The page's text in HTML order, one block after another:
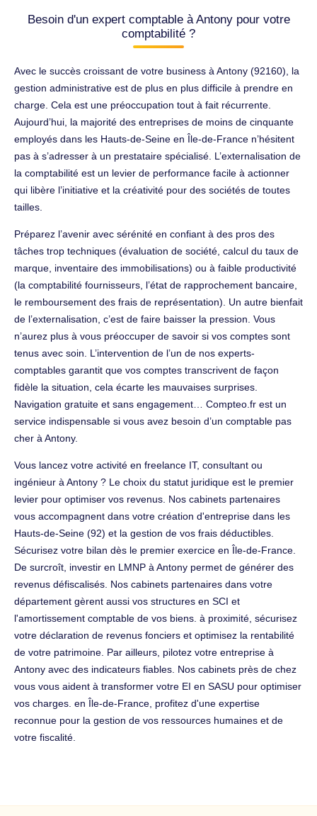
Besoin d'un expert comptable à Antony pour votre
comptabilité ?
Avec le succès croissant de votre business à Antony (92160), la
gestion administrative est de plus en plus difficile à prendre en
charge. Cela est une préoccupation tout à fait récurrente.
Aujourd’hui, la majorité des entreprises de moins de cinquante
employés dans les Hauts-de-Seine en Île-de-France n’hésitent
pas à s’adresser à un prestataire spécialisé. L’externalisation de
la comptabilité est un levier de performance facile à actionner
qui libère l’initiative et la créativité pour des sociétés de toutes
tailles.
Préparez l’avenir avec sérénité en confiant à des pros des
tâches trop techniques (évaluation de société, calcul du taux de
marque, inventaire des immobilisations) ou à faible productivité
(la comptabilité fournisseurs, l’état de rapprochement bancaire,
le remboursement des frais de représentation). Un autre bienfait
de l’externalisation, c’est de faire baisser la pression. Vous
n’aurez plus à vous préoccuper de savoir si vos comptes sont
tenus avec soin. L’intervention de l’un de nos experts-
comptables garantit que vos comptes transcrivent de façon
fidèle la situation, cela écarte les mauvaises surprises.
Navigation gratuite et sans engagement… Compteo.fr est un
service indispensable si vous avez besoin d’un comptable pas
cher à Antony.
Vous lancez votre activité en freelance IT, consultant ou
ingénieur à Antony ? Le choix du statut juridique est le premier
levier pour optimiser vos revenus. Nos cabinets partenaires
vous accompagnent dans votre création d'entreprise dans les
Hauts-de-Seine (92) et la gestion de vos frais déductibles.
Sécurisez votre bilan dès le premier exercice en Île-de-France.
De surcroît, investir en LMNP à Antony permet de générer des
revenus défiscalisés. Nos cabinets partenaires dans votre
département gèrent aussi vos structures en SCI et
l'amortissement comptable de vos biens. à proximité, sécurisez
votre déclaration de revenus fonciers et optimisez la rentabilité
de votre patrimoine. Par ailleurs, pilotez votre entreprise à
Antony avec des indicateurs fiables. Nos cabinets près de chez
vous vous aident à transformer votre EI en SASU pour optimiser
vos charges. en Île-de-France, profitez d'une expertise
reconnue pour la gestion de vos ressources humaines et de
votre fiscalité.